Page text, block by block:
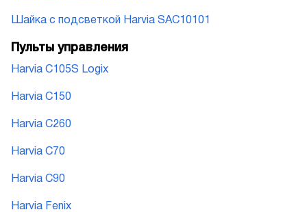
Шайка с подсветкой Harvia SAC10101
Пульты управления
Harvia C105S Logix
Harvia C150
Harvia C260
Harvia C70
Harvia C90
Harvia Fenix